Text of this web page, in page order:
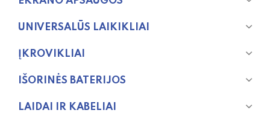
UNIVERSALŪS LAIKIKLIAI
ĮKROVIKLIAI
IŠORINĖS BATERIJOS
LAIDAI IR KABELIAI